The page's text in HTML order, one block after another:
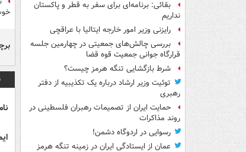
بقائی: برنامه‌ای برای سفر به قطر و پاکستان
نداریم
رایزنی وزیر امور خارجه ایتالیا با عراقچی
بررسی چالش‌های جمعیتی در چهارمین جلسه
قرارگاه جوانی جمعیت قوه قضا
شرط بازگشایی تنگه هرمز چیست؟
توئیت وزیر ارشاد درباره یک تکذیبیه از دفتر
رهبری
حمایت ایران از تصمیمات رهبران فلسطینی در
روند مذاکرات
رسوایی در اردوگاه دشمن!
عمان از ایستادگی ایران در زمینه تنگه هرمز